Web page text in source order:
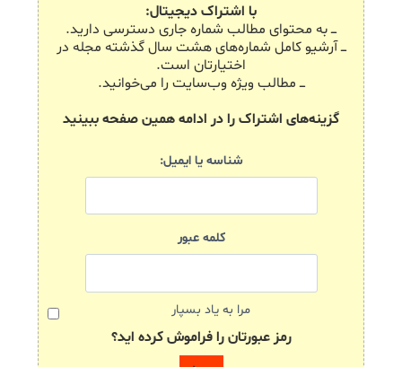
با اشتراک دیجیتال:
ـــ به محتوای مطالب شماره جاری دسترسی دارید.
ـــ آرشیو کامل شماره‌های هشت سال گذشته مجله در
اختیارتان است.
ـــ مطالب ویژه وب‌سایت را می‌خوانید.
گزینه‌های اشتراک را در ادامه همین صفحه ببینید
شناسه یا ایمیل:
کلمه عبور
مرا به یاد بسپار
رمز عبورتان را فراموش کرده اید؟